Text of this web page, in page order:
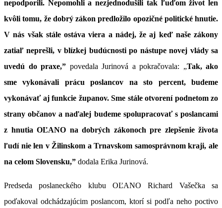
nepodporili. Nepomohli a nezjednodušili tak ľuďom život len
kvôli tomu, že dobrý zákon predložilo opozičné politické hnutie.
V nás však stále ostáva viera a nádej, že aj keď naše zákony
zatiaľ neprešli, v blízkej budúcnosti po nástupe novej vlády sa
uvedú do praxe,” povedala Jurinová a pokračovala: „Tak, ako
sme vykonávali prácu poslancov na sto percent, budeme
vykonávať aj funkcie županov. Sme stále otvorení podnetom zo
strany občanov a naďalej budeme spolupracovať s poslancami
z hnutia OĽANO na dobrých zákonoch pre zlepšenie života
ľudí nie len v Žilinskom a Trnavskom samosprávnom kraji, ale
na celom Slovensku,” dodala Erika Jurinová.
Predseda poslaneckého klubu OĽANO Richard Vašečka sa
poďakoval odchádzajúcim poslancom, ktorí si podľa neho poctivo